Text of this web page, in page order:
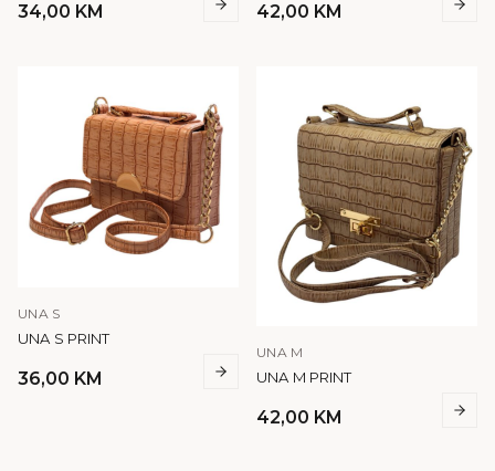
34,00 KM 42,00 KM
UNA S
UNA S PRINT
36,00 KM
UNA M
UNA M PRINT
42,00 KM